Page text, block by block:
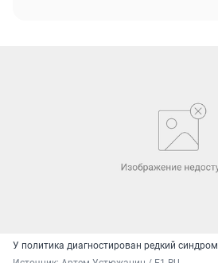
У политика диагностирован редкий синдром